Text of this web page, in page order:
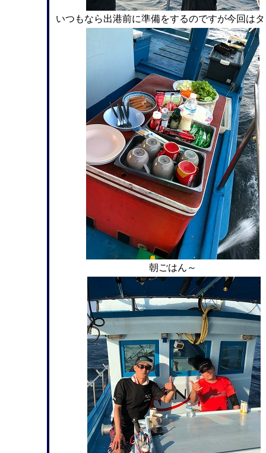
いつもなら出港前に準備をするのですが今回は
朝ごはん～